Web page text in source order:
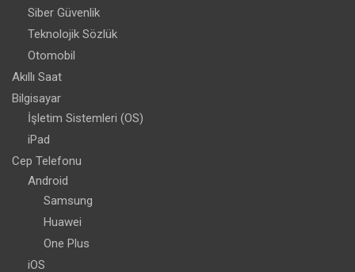
Siber Güvenlik
Teknolojik Sözlük
Otomobil
Akıllı Saat
Bilgisayar
İşletim Sistemleri (OS)
iPad
Cep Telefonu
Android
Samsung
Huawei
One Plus
iOS